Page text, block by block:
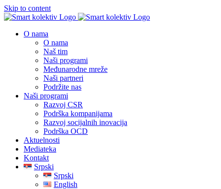
Skip to content
O nama
O nama
Naš tim
Naši programi
Međunarodne mreže
Naši partneri
Podržite nas
Naši programi
Razvoj CSR
Podrška kompanijama
Razvoj socijalnih inovacija
Podrška OCD
Aktuelnosti
Mediateka
Kontakt
Srpski
Srpski
English